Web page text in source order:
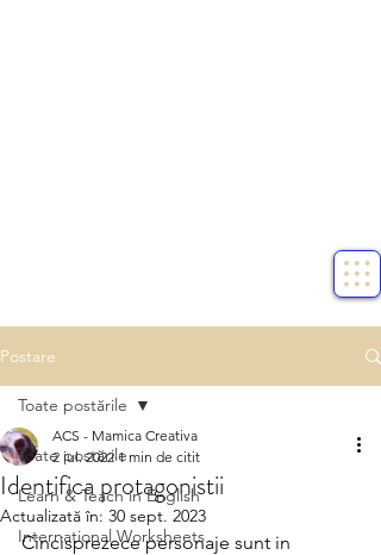
Postare
Toate postările
Learn & Teach in English
International Worksheets
Toate postările
Identifica protagonistii
ACS - Mamica Creativa
2 iul. 2022 1 min de citit
Actualizată în: 30 sept. 2023
Cincisprezece personaje sunt in